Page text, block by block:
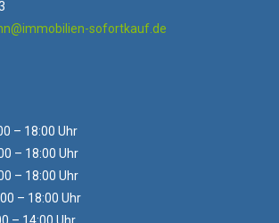
sofortkauf.de
18:00 Uhr
– 18:00 Uhr
– 18:00 Uhr
– 18:00 Uhr